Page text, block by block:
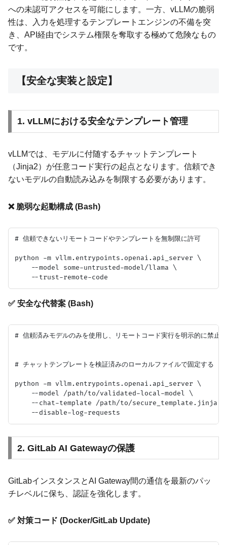
への未認可アクセスを可能にします。一方、vLLMの脆弱
性は、入力を処理するテンプレートエンジンの不備を突
き、API経由でシステム権限を奪取する極めて危険なもの
です。
【安全な実装と設定】
1. vLLMにおける安全なテンプレート管理
vLLMでは、モデルに付随するチャットテンプレート
（Jinja2）が任意コード実行の起点となります。信頼でき
ないモデルの自動読み込みを制限する必要があります。
❌ 脆弱な起動構成 (Bash)
# 信頼できないリモートコードやテンプレートを無制限に許可
python -m vllm.entrypoints.openai.api_server \
    --model some-untrusted-model/llama \
✅ 安全な代替案 (Bash)
# 信頼済みモデルのみを使用し、リモートコード実行を明示的に禁止
# チャットテンプレートを検証済みのローカルファイルで固定する
python -m vllm.entrypoints.openai.api_server \
    --model /path/to/validated-local-model \
    --chat-template /path/to/secure_template.jinja \
2. GitLab AI Gatewayの保護
GitLabインスタンスとAI Gateway間の通信を最新のパッ
チレベルに保ち、認証を強化します。
✅ 対策コード (Docker/GitLab Update)